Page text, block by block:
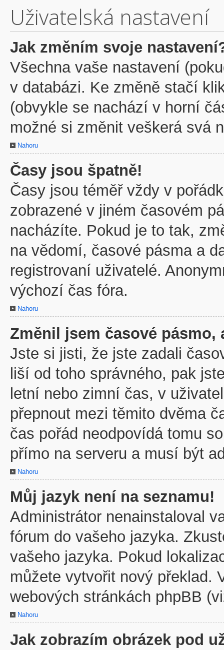
Uživatelská nastavení
Jak změním svoje
Všechna vaše nastavení
v databázi. Ke změně stačí
(obvykle se nachází v horní
možné si změnit veškerá svá
Nahoru
Časy jsou špatně!
Časy jsou téměř vždy v
zobrazené v jiném časovém
nacházíte. Pokud je to tak,
na vědomí, časové pásma a
registrovaní uživatelé.
výchozí čas fóra.
Nahoru
Změnil jsem časové pásmo,
Jste si jisti, že jste zadali
liší od toho správného, pak
letní nebo zimní čas, v
přepnout mezi těmito dvěma
čas pořád neodpovídá tomu
přímo na serveru a musí být
Nahoru
Můj jazyk není na seznamu!
Administrátor nenainstaloval
fórum do vašeho jazyka.
vašeho jazyka. Pokud
můžete vytvořit nový překlad.
webových stránkách phpBB
Nahoru
Jak zobrazím obrázek pod